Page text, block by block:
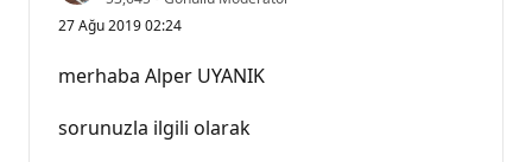
y
n
ı
k
27 Ağu 2019 02:24
merhaba Alper UYANIK
sorunuzla ilgili olarak